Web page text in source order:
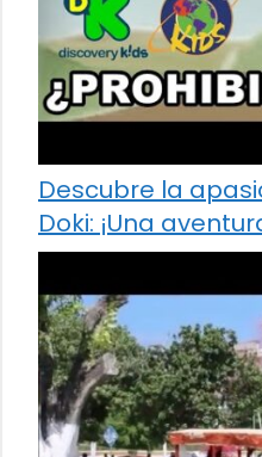
Descubre la
Doki: ¡Una